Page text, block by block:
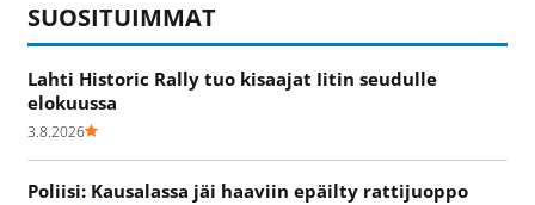
SUOSITUIMMAT
Lahti Historic Rally tuo kisaajat Iitin seudulle
elokuussa
3.8.2026
Poliisi: Kausalassa jäi haaviin epäilty rattijuoppo